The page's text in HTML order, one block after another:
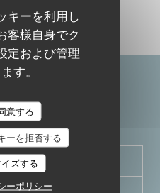
キーを利用し
客様自身でク
定および管理
す。
意する
ーを拒否する
ズする
ーポリシー